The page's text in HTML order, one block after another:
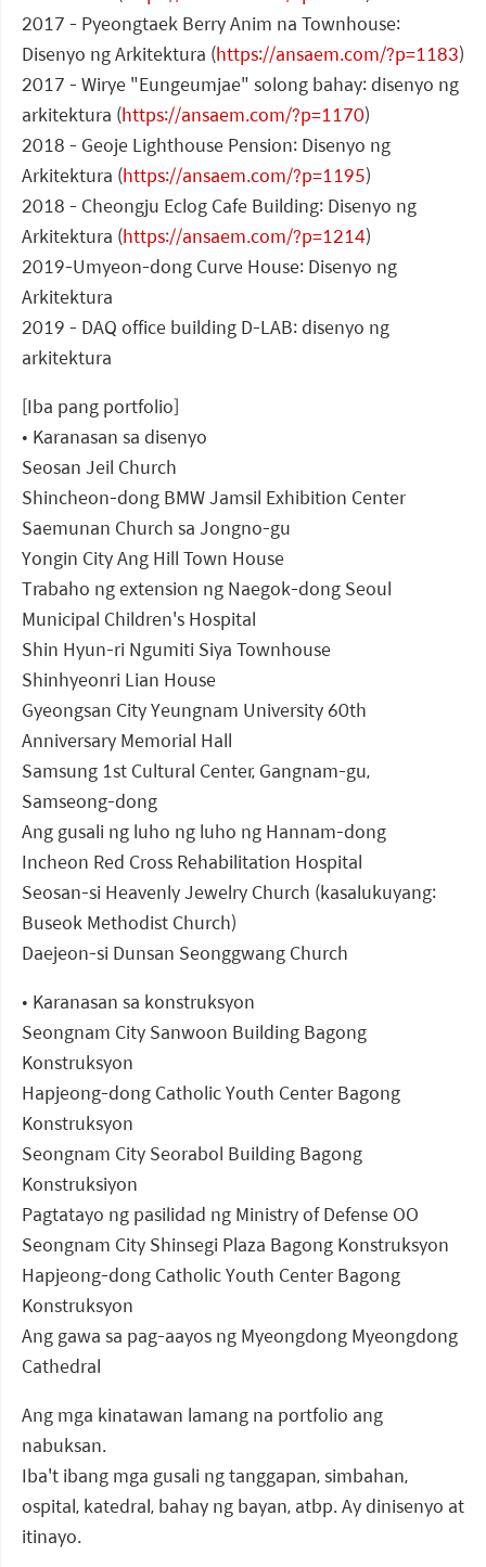
2017 - Pyeongtaek Berry Anim na Townhouse:
Disenyo ng Arkitektura (https://ansaem.com/?p=1183)
2017 - Wirye "Eungeumjae" solong bahay: disenyo ng
arkitektura (https://ansaem.com/?p=1170)
2018 - Geoje Lighthouse Pension: Disenyo ng
Arkitektura (https://ansaem.com/?p=1195)
2018 - Cheongju Eclog Cafe Building: Disenyo ng
Arkitektura (https://ansaem.com/?p=1214)
2019-Umyeon-dong Curve House: Disenyo ng
Arkitektura
2019 - DAQ office building D-LAB: disenyo ng
arkitektura
[Iba pang portfolio]
• Karanasan sa disenyo
Seosan Jeil Church
Shincheon-dong BMW Jamsil Exhibition Center
Saemunan Church sa Jongno-gu
Yongin City Ang Hill Town House
Trabaho ng extension ng Naegok-dong Seoul
Municipal Children's Hospital
Shin Hyun-ri Ngumiti Siya Townhouse
Shinhyeonri Lian House
Gyeongsan City Yeungnam University 60th
Anniversary Memorial Hall
Samsung 1st Cultural Center, Gangnam-gu,
Samseong-dong
Ang gusali ng luho ng luho ng Hannam-dong
Incheon Red Cross Rehabilitation Hospital
Seosan-si Heavenly Jewelry Church (kasalukuyang:
Buseok Methodist Church)
Daejeon-si Dunsan Seonggwang Church
• Karanasan sa konstruksyon
Seongnam City Sanwoon Building Bagong
Konstruksyon
Hapjeong-dong Catholic Youth Center Bagong
Konstruksyon
Seongnam City Seorabol Building Bagong
Konstruksiyon
Pagtatayo ng pasilidad ng Ministry of Defense OO
Seongnam City Shinsegi Plaza Bagong Konstruksyon
Hapjeong-dong Catholic Youth Center Bagong
Konstruksyon
Ang gawa sa pag-aayos ng Myeongdong Myeongdong
Cathedral
Ang mga kinatawan lamang na portfolio ang
nabuksan.
Iba't ibang mga gusali ng tanggapan, simbahan,
ospital, katedral, bahay ng bayan, atbp. Ay dinisenyo at
itinayo.